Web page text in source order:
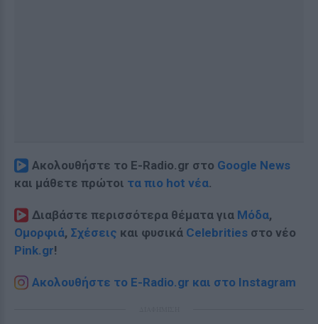
Ακολουθήστε το E-Radio.gr στο Google News
και μάθετε πρώτοι τα πιο hot νέα.
Διαβάστε περισσότερα θέματα για Μόδα,
Ομορφιά, Σχέσεις και φυσικά Celebrities στο νέο
Pink.gr!
Ακολουθήστε το E-Radio.gr και στο Instagram